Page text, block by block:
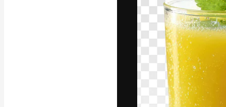
Platforma
najlepszych